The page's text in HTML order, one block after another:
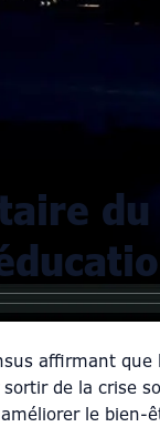
du
affirmant
de la crise
le bien-